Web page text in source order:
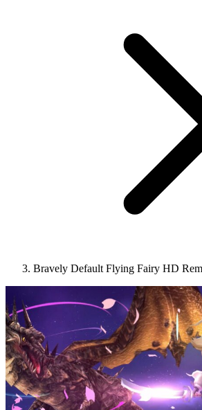
Bravely Default Flying Fairy HD